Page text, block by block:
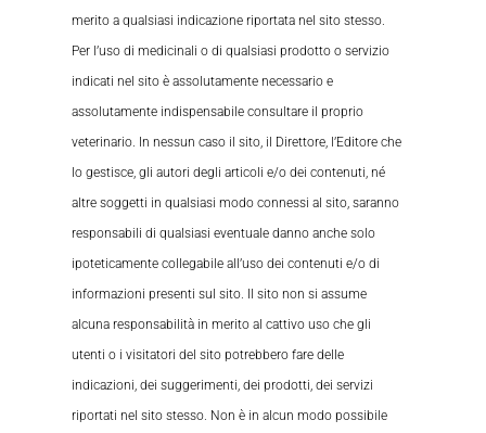
merito a qualsiasi indicazione riportata nel sito stesso.
Per l’uso di medicinali o di qualsiasi prodotto o servizio
indicati nel sito è assolutamente necessario e
assolutamente indispensabile consultare il proprio
veterinario. In nessun caso il sito, il Direttore, l’Editore che
lo gestisce, gli autori degli articoli e/o dei contenuti, né
altre soggetti in qualsiasi modo connessi al sito, saranno
responsabili di qualsiasi eventuale danno anche solo
ipoteticamente collegabile all’uso dei contenuti e/o di
informazioni presenti sul sito. Il sito non si assume
alcuna responsabilità in merito al cattivo uso che gli
utenti o i visitatori del sito potrebbero fare delle
indicazioni, dei suggerimenti, dei prodotti, dei servizi
riportati nel sito stesso. Non è in alcun modo possibile